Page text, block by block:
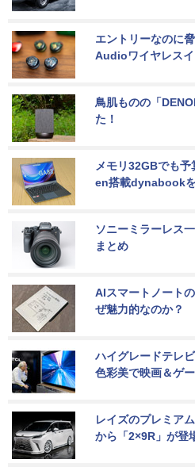
エントリーなのに
Audioワイヤレスイ
鳥肌ものの「
た！
メモリ32GBでも
en搭載dynabook
ソニーミラーレス
まとめ
AIスマートノート
ぜ魅力的なのか？
ハイグレードテレ
色彩美で映画＆ゲ
レイズのプレミア
から「2×9R」が登